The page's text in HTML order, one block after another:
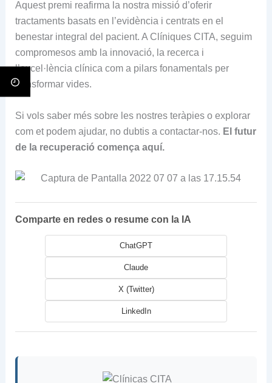
Aquest premi reafirma la nostra missió d’oferir
tractaments basats en l’evidència i centrats en el
benestar integral del pacient. A Clíniques CITA, seguim
compromesos amb la innovació, la recerca i
l’excel·lència clínica com a pilars fonamentals per
transformar vides.
Si vols saber més sobre les nostres teràpies o explorar
com et podem ajudar, no dubtis a contactar-nos. El futur
de la recuperació comença aquí.
Comparte en redes o resume con la IA
ChatGPT
Claude
X (Twitter)
LinkedIn